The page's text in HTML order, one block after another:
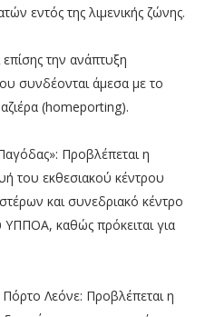
εντός της λιμενικής ζώνης.
την ανάπτυξη
συνδέονται άμεσα με το
(homeporting).
Προβλέπεται η
του εκθεσιακού κέντρου
και συνεδριακό κέντρο
καθώς πρόκειται για
Λεόνε: Προβλέπεται η